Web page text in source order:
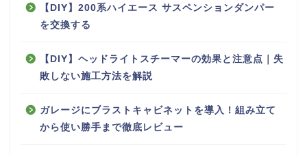
【DIY】200系ハイエース サスペンションダンパー
を交換する
【DIY】ヘッドライトスチーマーの効果と注意点｜失
敗しない施工方法を解説
ガレージにブラストキャビネットを導入！組み立て
から使い勝手まで徹底レビュー